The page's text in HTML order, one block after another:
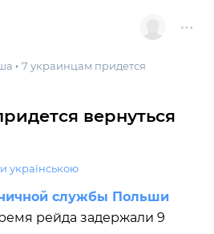
7 украинцам придется
вернуться
українською
службы Польши
рейда задержали 9